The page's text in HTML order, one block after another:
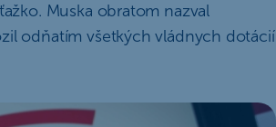
Muska obratom nazval
odňatím všetkých vládnych dotácií